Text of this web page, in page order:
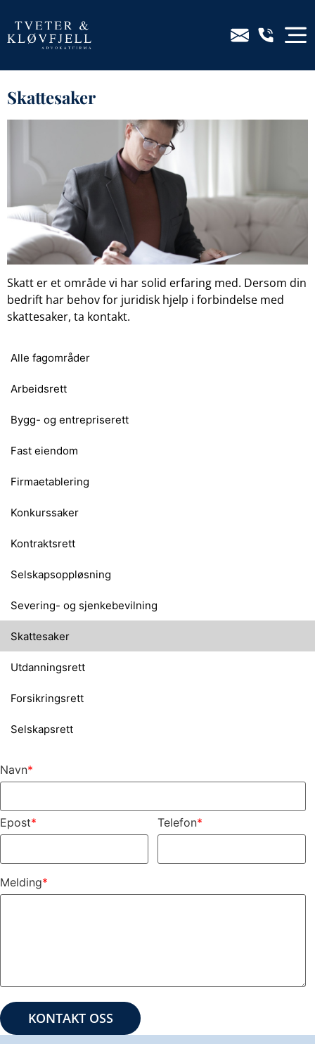
Skattesaker
Skatt er et område vi har solid erfaring med. Dersom din
bedrift har behov for juridisk hjelp i forbindelse med
skattesaker, ta kontakt.
Alle fagområder
Arbeidsrett
Bygg- og entrepriserett
Fast eiendom
Firmaetablering
Konkurssaker
Kontraktsrett
Selskapsoppløsning
Severing- og sjenkebevilning
Skattesaker
Utdanningsrett
Forsikringsrett
Selskapsrett
Navn*
Epost* Telefon*
Melding*